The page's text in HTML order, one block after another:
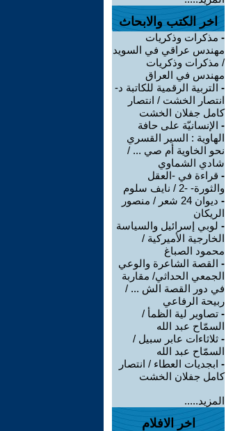
اخر الكتب والابحاث
- مذكرات وذكريات
مهندس عراقي في السويد
/ مذكرات وذكريات
مهندس في العراق
- التربية الرقمية للكاتبة د-
انتصار الخشت / انتصار
كامل جفلان الخشت
- الإنسانيّة على حافة
الهاوية : السير القسري
نحو الخاوية أم صي ... /
شادي الشماوي
- قراءة في -العقل
والثورة- -2 / نايف سلوم
-
ديوان 24 شعر / منصور
الريكان
- لوبي إسرائيل والسياسة
الخارجية الأميركية /
محمود الصباغ
- القصة الشاعرة والوعي
الجمعي الحداثي/ مقاربة
في دور القصة الش ... /
ربيحة الرفاعي
- تصاوير لية الظمأ /
السمّاح عبد الله
- ثلاثاءات عابر سبيل /
السمّاح عبد الله
- ابجديات العطاء / انتصار
كامل جفلان الخشت
المزيد.....
اخر الافلام